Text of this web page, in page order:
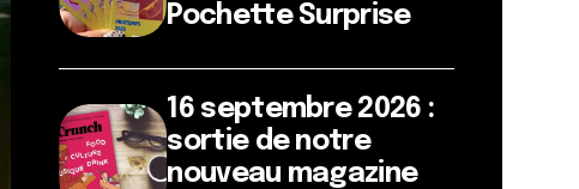
Pochette Surprise
16 septembre 2026 :
sortie de notre
nouveau magazine